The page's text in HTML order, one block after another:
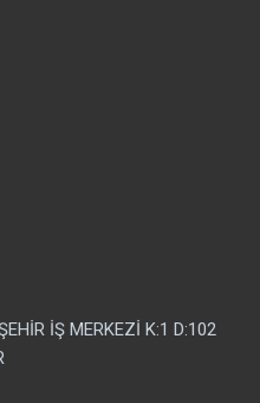
İŞ MERKEZİ K:1 D:102